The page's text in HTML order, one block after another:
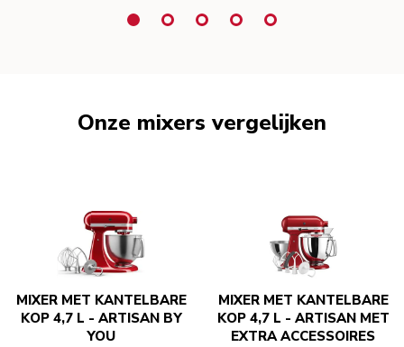
Onze mixers vergelijken
MIXER MET KANTELBARE
KOP 4,7 L - ARTISAN BY
YOU
MIXER MET KANTELBARE
KOP 4,7 L - ARTISAN MET
EXTRA ACCESSOIRES